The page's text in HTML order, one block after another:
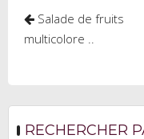
Navigation
de
Salade de fruits
multicolore ..
RECHERCHER